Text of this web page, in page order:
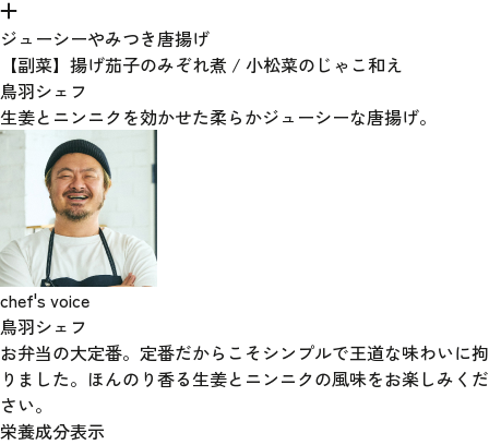
ジューシーやみつき唐揚げ
【副菜】揚げ茄子のみぞれ煮 / 小松菜のじゃこ和え
鳥羽シェフ
生姜とニンニクを効かせた柔らかジューシーな唐揚げ。
chef's voice
鳥羽シェフ
お弁当の大定番。定番だからこそシンプルで王道な味わいに拘
りました。ほんのり香る生姜とニンニクの風味をお楽しみくだ
さい。
栄養成分表示